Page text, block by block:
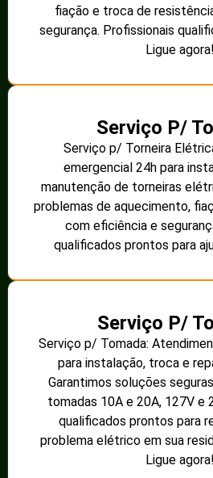
fiação e troca de
segurança. Profissionais
Ligue agora!
Serviço P/
Serviço p/ Torneira
emergencial 24h para
manutenção de torneiras
problemas de aquecimento,
com eficiência e
qualificados prontos para
Serviço P/
Serviço p/ Tomada:
para instalação, troca e
Garantimos soluções
tomadas 10A e 20A, 127V e
qualificados prontos para
problema elétrico em sua
Ligue agora!